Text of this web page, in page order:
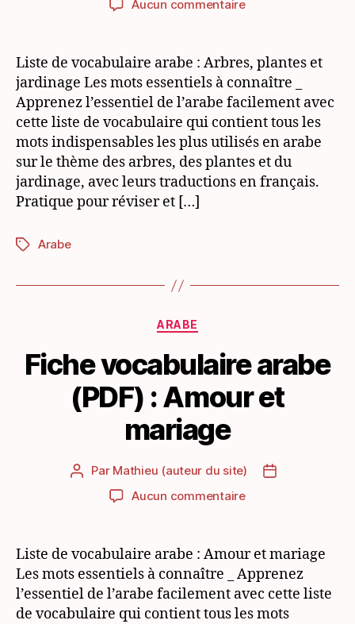
l’article
Aucun commentairesur
arabe
(PDF)
:
Arbres,
plantes
et
jardinage
Liste de vocabulaire arabe : Arbres, plantes et
jardinage Les mots essentiels à connaître _
Apprenez l’essentiel de l’arabe facilement avec
cette liste de vocabulaire qui contient tous les
mots indispensables les plus utilisés en arabe
sur le thème des arbres, des plantes et du
jardinage, avec leurs traductions en français.
Pratique pour réviser et […]
Étiquettes
Arabe
Catégories
ARABE
Fiche vocabulaire arabe
(PDF) : Amour et
mariage
Auteur
l’article
Par Mathieu (auteur du site)
Date
Aucun commentairesur
arabe
:
Amour
et
Liste de vocabulaire arabe : Amour et mariage
Les mots essentiels à connaître _ Apprenez
l’essentiel de l’arabe facilement avec cette liste
de vocabulaire qui contient tous les mots